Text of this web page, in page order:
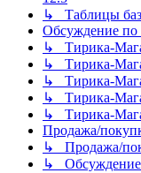
↳ Таблицы
Обсуждение по
↳ Тирика-
↳ Тирика-
↳ Тирика-
↳ Тирика-
↳ Тирика-
Продажа/
↳ Продажа/
↳ Обсуждение